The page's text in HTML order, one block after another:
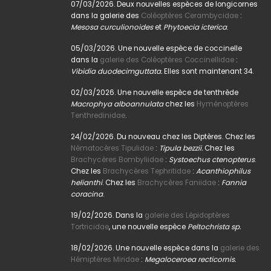
07/03/2026. Deux nouvelles espèces de longicornes
dans la galerie des Coléoptères Cerambycidae :
Mesosa curculionoideset Phytoecia icterica.
05/03/2026. Une nouvelle espèce de coccinelle
dans la galerie des Coléoptères Coccinellidae :
Vibidia duodecimguttata.Elles sont maintenant 34.
02/03/2026. Une nouvelle espèce de tenthrède
Macrophya alboannulatachez les Hyménoptères
Tenthredinidae.
24/02/2026. Du nouveau chez les Diptères. Chez les
Nématocères Tipulidae : Tipula bezzii. Chez les
Brachycères Bombyliidae : Systoechus ctenopterus.
Chez les Brachycères Tephritidae : Acanthiophilus
helianthi. Chez les Brachycères Faniidae : Fannia
coracina.
19/02/2026. Dans la galerie des Lépidoptères
Tortricidae, une nouvelle espèce Peltochrista sp.
18/02/2026. Une nouvelle espèce dans la galerie des
Hémiptères Miridae : Megaloceroea recticornis.